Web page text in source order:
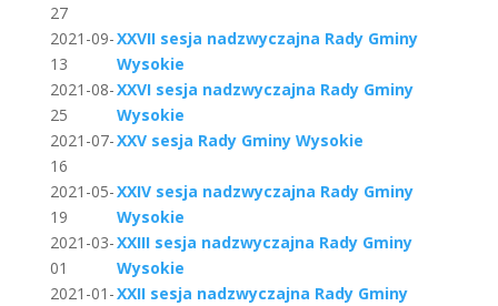
27
2021-09-
13
XXVII sesja nadzwyczajna Rady Gminy
Wysokie
2021-08-
25
XXVI sesja nadzwyczajna Rady Gminy
Wysokie
2021-07-
16
XXV sesja Rady Gminy Wysokie
2021-05-
19
XXIV sesja nadzwyczajna Rady Gminy
Wysokie
2021-03-
01
XXIII sesja nadzwyczajna Rady Gminy
Wysokie
2021-01-XXII sesja nadzwyczajna Rady Gminy